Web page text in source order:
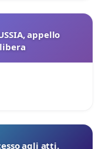
appello
agli atti.